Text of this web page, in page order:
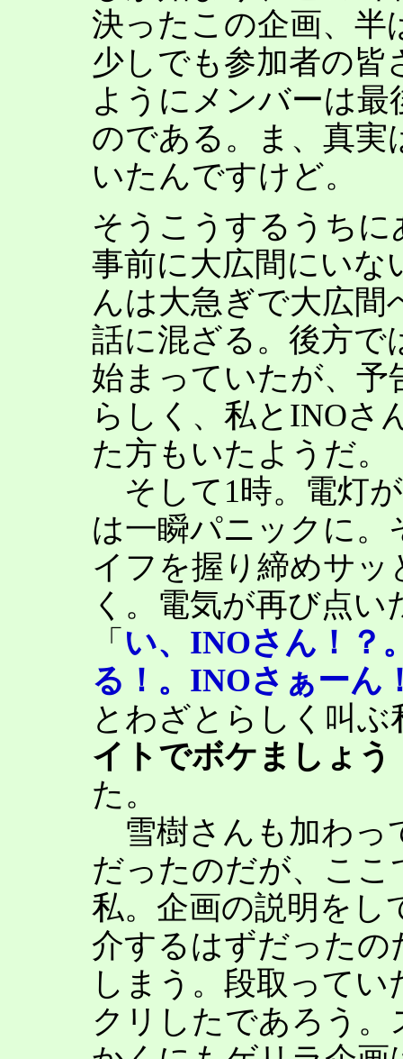
決ったこの企画、半
少しでも参加者の
ようにメンバーは
のである。ま、真実
いたんですけど。
そうこうするうちに
事前に大広間にいな
んは大急ぎで大広間
話に混ざる。後方で
始まっていたが、予
らしく、私とINOさ
た方もいたようだ。
そして1時。電灯
は一瞬パニックに
イフを握り締めサ
く。電気が再び点
「 い、INOさん！？
る！。INOさぁーん
とわざとらしく叫ぶ
イトでボケましょう
た。
雪樹さんも加わっ
だったのだが、こ
私。企画の説明をし
介するはずだった
しまう。段取って
クリしたであろう。